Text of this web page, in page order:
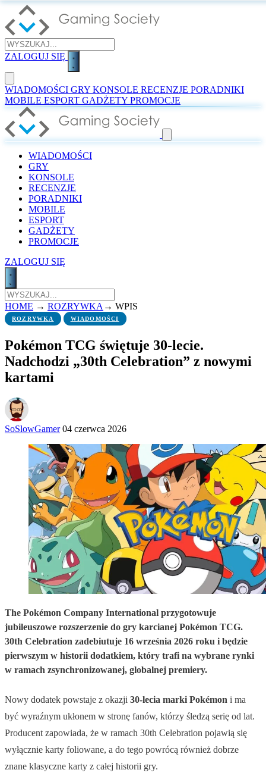
ZALOGUJ SIĘ
WIADOMOŚCI GRY KONSOLE RECENZJE PORADNIKI
MOBILE ESPORT GADŻETY PROMOCJE
WIADOMOŚCI
GRY
KONSOLE
RECENZJE
PORADNIKI
MOBILE
ESPORT
GADŻETY
PROMOCJE
ZALOGUJ SIĘ
HOME → ROZRYWKA → WPIS
ROZRYWKA WIADOMOŚCI
Pokémon TCG świętuje 30-lecie.
Nadchodzi „30th Celebration” z nowymi
kartami
SoSlowGamer 04 czerwca 2026
The Pokémon Company International przygotowuje
jubileuszowe rozszerzenie do gry karcianej Pokémon TCG.
30th Celebration zadebiutuje 16 września 2026 roku i będzie
pierwszym w historii dodatkiem, który trafi na wybrane rynki
w ramach zsynchronizowanej, globalnej premiery.
Nowy dodatek powstaje z okazji 30-lecia marki Pokémon i ma
być wyraźnym ukłonem w stronę fanów, którzy śledzą serię od lat.
Producent zapowiada, że w ramach 30th Celebration pojawią się
wyłącznie karty foliowane, a do tego powrócą również dobrze
znane klasyczne karty z całej historii gry.